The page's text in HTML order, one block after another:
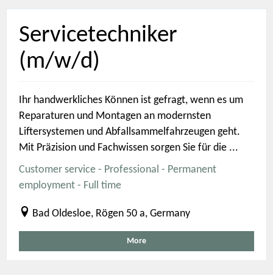
Servicetechniker
(m/w/d)
Ihr handwerkliches Können ist gefragt, wenn es um
Reparaturen und Montagen an modernsten
Liftersystemen und Abfallsammelfahrzeugen geht.
Mit Präzision und Fachwissen sorgen Sie für die ...
Customer service - Professional - Permanent
employment - Full time
Bad Oldesloe, Rögen 50 a, Germany
More